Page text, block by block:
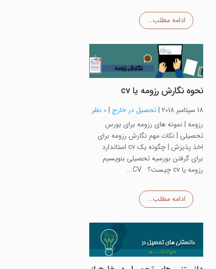
ادامه مطلب...
نحوه نگارش رزومه یا cv
18 سپتامبر 2018 |تحصیل در خارج | 0 نظر
رزومه | نمونه های رزومه برای بورس
تحصیلی | نکات مهم نگارش رزومه برای
اخذ پذیزش | چگونه یک cv استاندارد
برای گرفتن بورسیه تحصیلی بنویسیم
رزومه یا cv چیست؟ CV...
ادامه مطلب...